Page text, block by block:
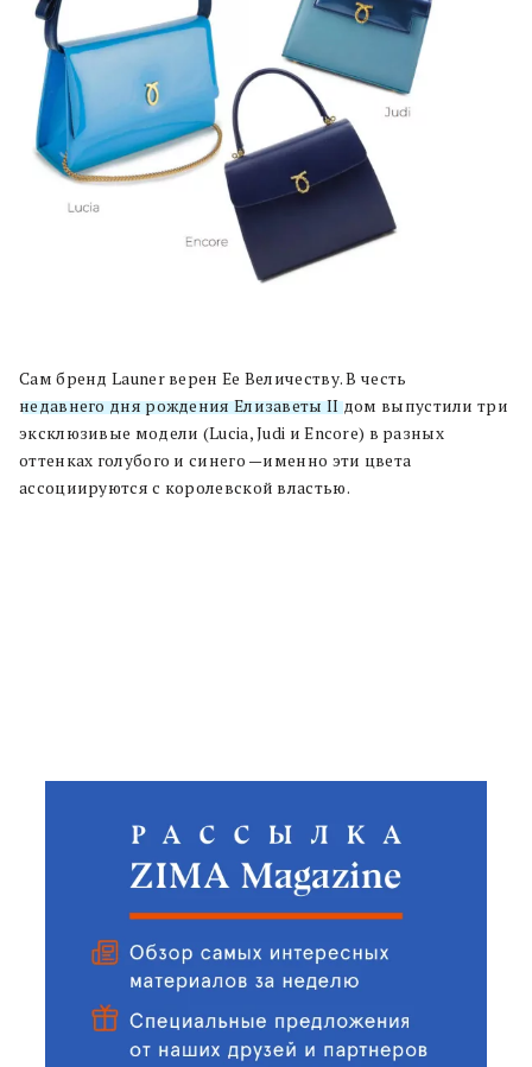
Сам бренд Launer верен Ее Величеству. В честь
недавнего дня рождения Елизаветы IIдом выпустили три
эксклюзивые модели (Lucia, Judi и Encore) в разных
оттенках голубого и синего —именно эти цвета
ассоциируются с королевской властью.